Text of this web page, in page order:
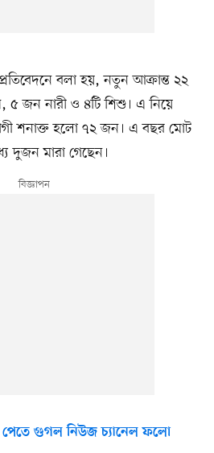
বলা হয়, নতুন আক্রান্ত ২২
জন নারী ও ৪টি শিশু। এ নিয়ে
শনাক্ত হলো ৭২ জন। এ বছর মোট
দুজন মারা গেছেন।
গুগল নিউজ চ্যানেল ফলো